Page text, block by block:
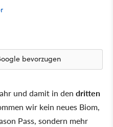
bevorzugen
und damit in den dritten
wir kein neues Biom,
Pass, sondern mehr